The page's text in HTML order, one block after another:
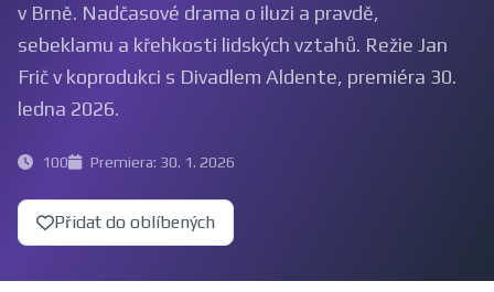
v Brně. Nadčasové drama o iluzi a pravdě,
sebeklamu a křehkosti lidských vztahů. Režie Jan
Frič v koprodukci s Divadlem Aldente, premiéra 30.
ledna 2026.
100 Premiera: 30. 1. 2026
Přidat do oblíbených